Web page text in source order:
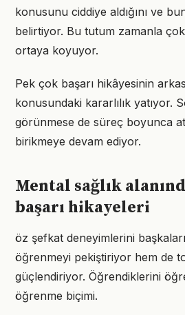
konusunu ciddiye aldığını ve
belirtiyor. Bu tutum zamanla
ortaya koyuyor.
Pek çok başarı hikâyesinin
konusundaki kararlılık yatıyor.
görünmese de süreç boyunca
birikmeye devam ediyor.
Mental sağlık
başarı hikayeleri
öz şefkat deneyimlerini
öğrenmeyi pekiştiriyor hem de
güçlendiriyor. Öğrendiklerini
öğrenme biçimi.